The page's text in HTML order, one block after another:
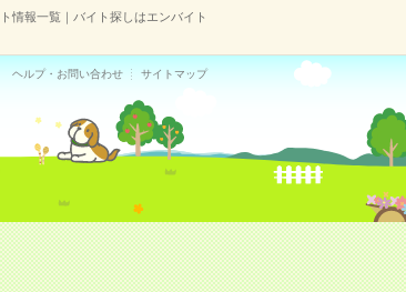
情報一覧｜バイト探しはエンバイト
ヘルプ・お問い合わせ サイトマップ